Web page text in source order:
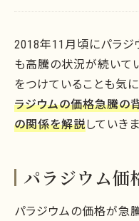
2018年11月頃にパラジ
も高騰の状況が続いて
をつけていることも気
ラジウムの価格急騰の
の関係を解説していき
パラジウム価
パラジウムの価格が急